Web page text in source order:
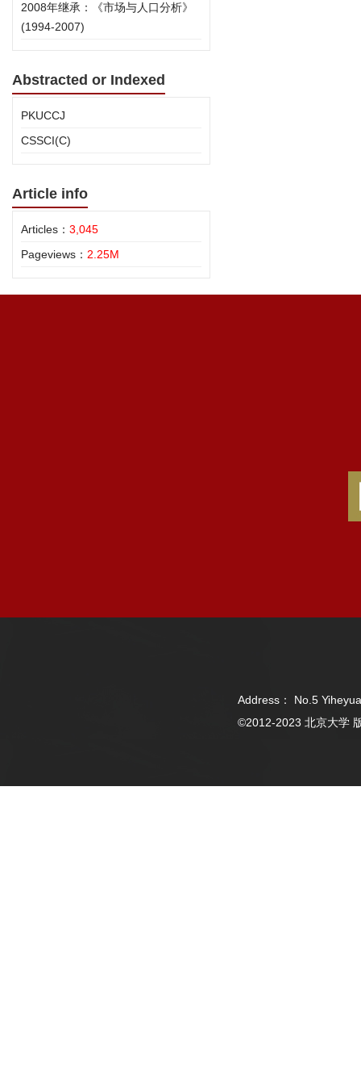
2008年继承：《市场与人口分析》
(1994-2007)
Abstracted or Indexed
PKUCCJ
CSSCI(C)
Article info
Articles： 3,045
Pageviews： 2.25M
Address： No.5
©2012-2023 北京大学